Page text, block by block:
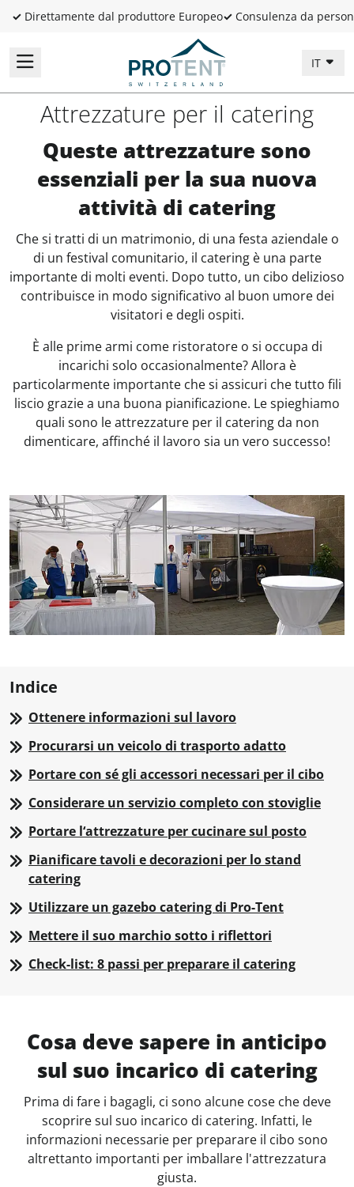
✓ Direttamente dal produttore Europeo✓ Consulenza da
IT
Attrezzature per il catering
Queste attrezzature sono
essenziali per la sua nuova
attività di catering
Che si tratti di un matrimonio, di una festa aziendale o
di un festival comunitario, il catering è una parte
importante di molti eventi. Dopo tutto, un cibo delizioso
contribuisce in modo significativo al buon umore dei
visitatori e degli ospiti.
È alle prime armi come ristoratore o si occupa di
incarichi solo occasionalmente? Allora è
particolarmente importante che si assicuri che tutto fili
liscio grazie a una buona pianificazione. Le spieghiamo
quali sono le attrezzature per il catering da non
dimenticare, affinché il lavoro sia un vero successo!
Indice
Ottenere informazioni sul lavoro
Procurarsi un veicolo di trasporto adatto
Portare con sé gli accessori necessari per il cibo
Considerare un servizio completo con stoviglie
Portare l‘attrezzature per cucinare sul posto
Pianificare tavoli e decorazioni per lo stand
catering
Utilizzare un gazebo catering di Pro-Tent
Mettere il suo marchio sotto i riflettori
Check-list: 8 passi per preparare il catering
Cosa deve sapere in anticipo
sul suo incarico di catering
Prima di fare i bagagli, ci sono alcune cose che deve
scoprire sul suo incarico di catering. Infatti, le
informazioni necessarie per preparare il cibo sono
altrettanto importanti per imballare l'attrezzatura
giusta.